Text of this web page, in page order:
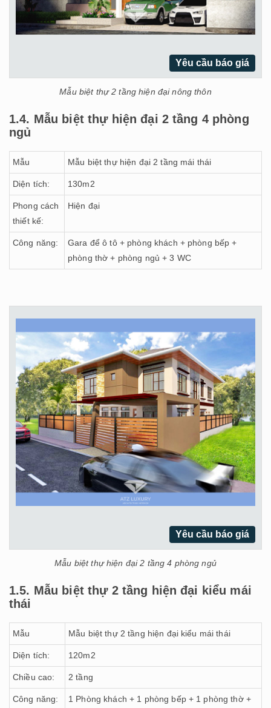
Yêu cầu báo giá
Mẫu biệt thự 2 tầng hiện đại nông thôn
1.4. Mẫu biệt thự hiện đại 2 tầng 4 phòng
ngủ
Mẫu Mẫu biệt thự hiện đại 2 tầng mái thái
Diện tích: 130m2
Phong cách
thiết kế:
Hiện đại
Công năng:
Gara để ô tô + phòng khách + phòng bếp +
phòng thờ + phòng ngủ + 3 WC
Yêu cầu báo giá
Mẫu biệt thự hiện đại 2 tầng 4 phòng ngủ
1.5. Mẫu biệt thự 2 tầng hiện đại kiểu mái
thái
Mẫu Mẫu biệt thự 2 tầng hiện đại kiểu mái thái
Diện tích: 120m2
Chiều cao: 2 tầng
Công năng:
1 Phòng khách + 1 phòng bếp + 1 phòng thờ +